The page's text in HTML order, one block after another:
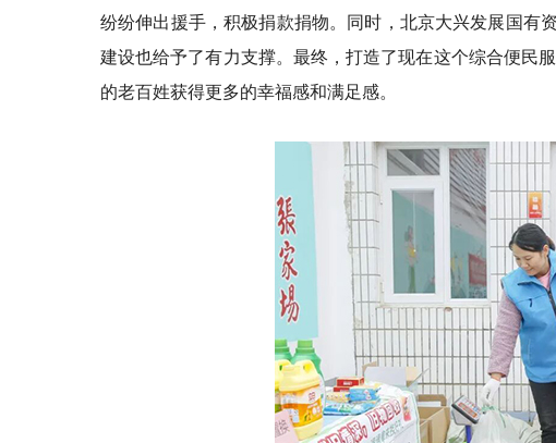
纷纷伸出援手，积极捐款捐物。同时，北京大兴发展国有
建设也给予了有力支撑。最终，打造了现在这个综合便民
的老百姓获得更多的幸福感和满足感。